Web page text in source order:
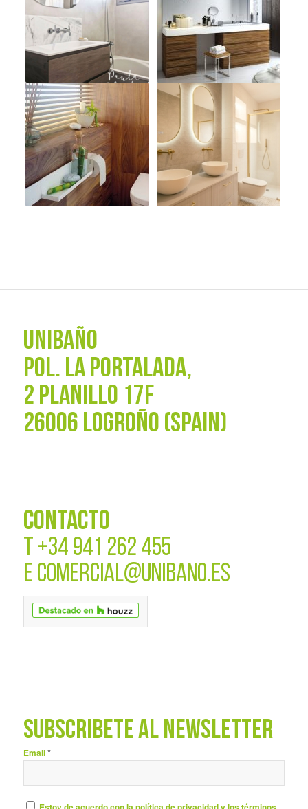
UNIBAÑO
POL. La Portalada,
2 PLANILLO 17F
26006 LOGROÑO (SPAIN)
CONTACTO
T +34 941 262 455
E COMERCIAL@UNIBANO.ES
SUBSCRÍBETE AL NEWSLETTER
Email*